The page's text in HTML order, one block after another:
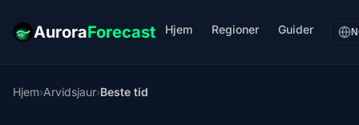
AuroraForecast Hjem Regioner Guider
Hjem›Arvidsjaur›Beste tid